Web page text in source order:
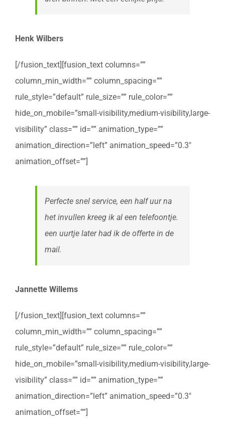
Henk Wilbers
[/fusion_text][fusion_text columns=””
column_min_width=”” column_spacing=””
rule_style=”default” rule_size=”” rule_color=””
hide_on_mobile=”small-visibility,medium-visibility,large-
visibility” class=”” id=”” animation_type=””
animation_direction=”left” animation_speed=”0.3″
animation_offset=””]
Perfecte snel service, een half uur na
het invullen kreeg ik al een telefoontje.
een uurtje later had ik de offerte in de
mail.
Jannette Willems
[/fusion_text][fusion_text columns=””
column_min_width=”” column_spacing=””
rule_style=”default” rule_size=”” rule_color=””
hide_on_mobile=”small-visibility,medium-visibility,large-
visibility” class=”” id=”” animation_type=””
animation_direction=”left” animation_speed=”0.3″
animation_offset=””]